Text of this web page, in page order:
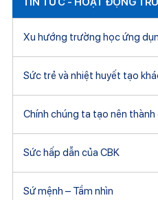
Xu hướng trường học ứng
Sức trẻ và nhiệt huyết tạo
Chính chúng ta tạo nên thành
Sức hấp dẫn của CBK
Sứ mệnh – Tầm nhìn